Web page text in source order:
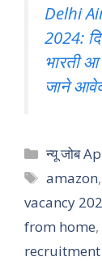
Delhi
2024:
भारती
जाने
न्यू जोब
Tags
amazon
vacancy
from home,